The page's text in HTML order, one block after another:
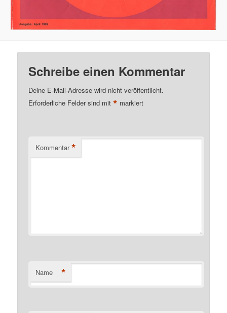
Schreibe einen Kommentar
Deine E-Mail-Adresse wird nicht veröffentlicht.
Erforderliche Felder sind mit* markiert
Kommentar *
Name *